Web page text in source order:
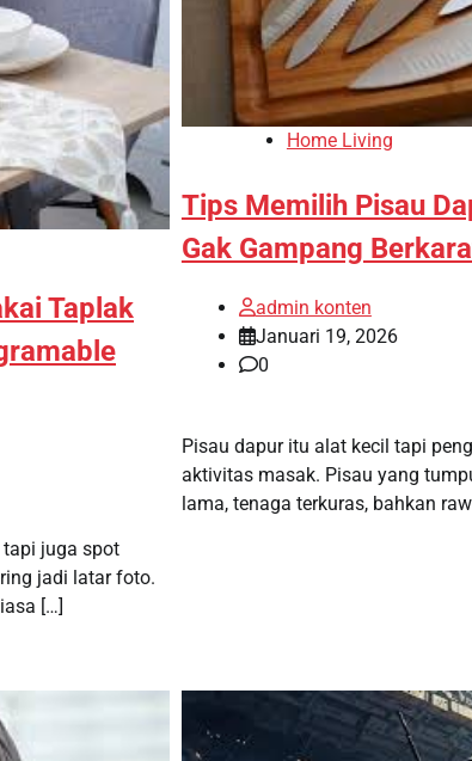
Taplak
juga spot
jadi latar foto.
[…]
Home Living
Tips Memilih Pisau
Gak Gampang
admin konten
Januari 19, 2026
0
Pisau dapur itu alat kecil tapi
aktivitas masak. Pisau yang
lama, tenaga terkuras, bahkan